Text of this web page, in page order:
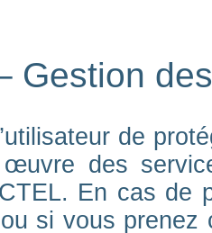
Gestion
de
des
En cas de
si vous prenez